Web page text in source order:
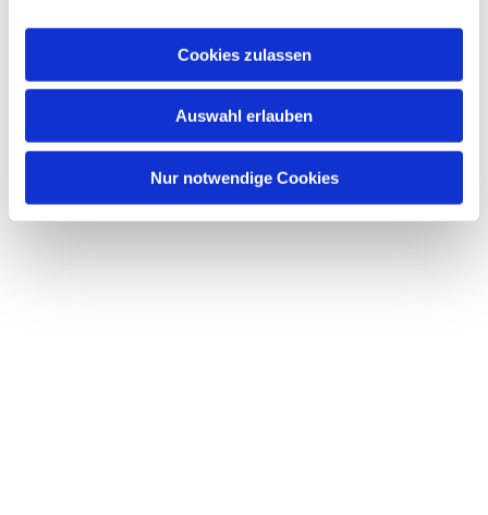
Cookies zulassen
Auswahl erlauben
Nur notwendige Cookies